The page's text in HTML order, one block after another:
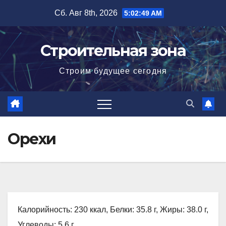
содержимому
Сб. Авг 8th, 2026 5:02:50 AM
Строительная зона
Строим будущее сегодня
Орехи
Калорийность: 230 ккал, Белки: 35.8 г, Жиры: 38.0 г,